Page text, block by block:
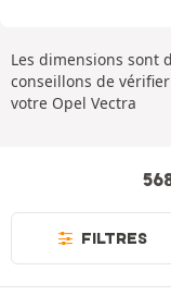
Les dimensions sont
conseillons de
votre Opel Vectra
FILTRES